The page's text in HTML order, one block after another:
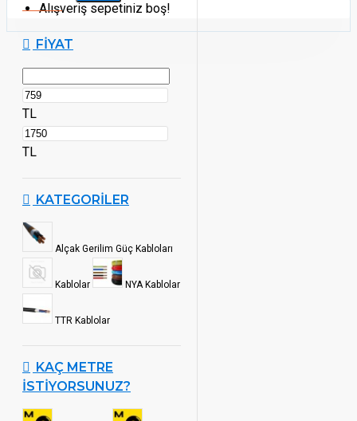
Alışveriş sepetiniz boş!
FIYAT
TL
TL
KATEGORILER
Alçak Gerilim Güç Kabloları
Kablolar NYA Kablolar
TTR Kablolar
KAÇ METRE
İSTIYORSUNUZ?